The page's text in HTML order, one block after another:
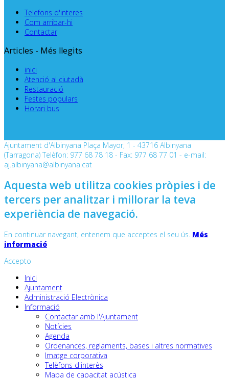
Telefons d'interes
Com arribar-hi
Contactar
Articles - Més llegits
inici
Atenció al ciutadà
Restauració
Festes populars
Horari bus
Ajuntament d'Albinyana Plaça Mayor, 1 - 43716 Albinyana
(Tarragona) Telèfon: 977 68 78 18 - Fax: 977 68 77 01 - e-mail:
aj.albinyana@albinyana.cat
Aquesta web utilitza cookies pròpies i de
tercers per analitzar i millorar la teva
experiència de navegació.
En continuar navegant, entenem que acceptes el seu ús. Més
informació
Accepto
Inici
Ajuntament
Administració Electrònica
Informació
Contactar amb l'Ajuntament
Notícies
Agenda
Ordenances, reglaments, bases i altres normatives
Imatge corporativa
Telèfons d'interès
Mapa de capacitat acústica